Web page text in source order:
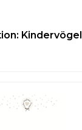
Kindervögel